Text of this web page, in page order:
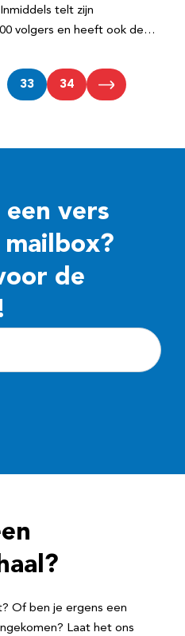
telt zijn
volgers en heeft ook de…
33 34
een vers
de
Of ben je ergens een
Laat het ons